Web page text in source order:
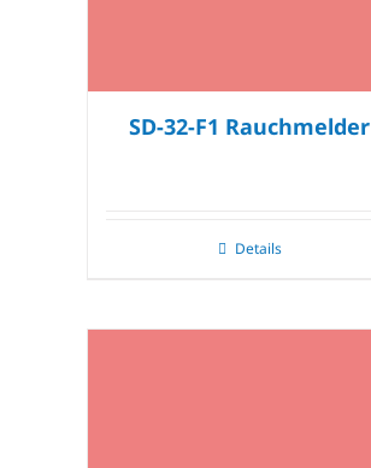
SD-32-F1 Rauchmelder
Details